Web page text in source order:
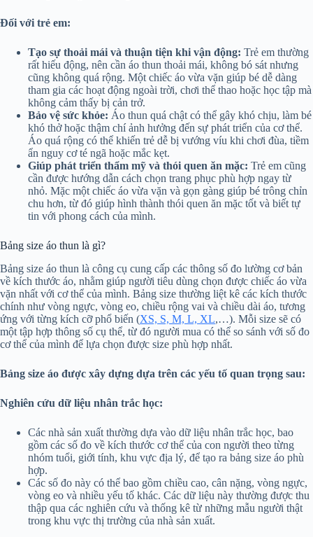
Đối với trẻ em:
Tạo sự thoải mái và thuận tiện khi vận động: Trẻ em thường
rất hiếu động, nên cần áo thun thoải mái, không bó sát nhưng
cũng không quá rộng. Một chiếc áo vừa vặn giúp bé dễ dàng
tham gia các hoạt động ngoài trời, chơi thể thao hoặc học tập mà
không cảm thấy bị cản trở.
Bảo vệ sức khỏe: Áo thun quá chật có thể gây khó chịu, làm bé
khó thở hoặc thậm chí ảnh hưởng đến sự phát triển của cơ thể.
Áo quá rộng có thể khiến trẻ dễ bị vướng víu khi chơi đùa, tiềm
ẩn nguy cơ té ngã hoặc mắc kẹt.
Giúp phát triển thẩm mỹ và thói quen ăn mặc: Trẻ em cũng
cần được hướng dẫn cách chọn trang phục phù hợp ngay từ
nhỏ. Mặc một chiếc áo vừa vặn và gọn gàng giúp bé trông chỉn
chu hơn, từ đó giúp hình thành thói quen ăn mặc tốt và biết tự
tin với phong cách của mình.
Bảng size áo thun là gì?
Bảng size áo thun là công cụ cung cấp các thông số đo lường cơ bản
về kích thước áo, nhằm giúp người tiêu dùng chọn được chiếc áo vừa
vặn nhất với cơ thể của mình. Bảng size thường liệt kê các kích thước
chính như vòng ngực, vòng eo, chiều rộng vai và chiều dài áo, tương
ứng với từng kích cỡ phổ biến (XS, S, M, L, XL,…). Mỗi size sẽ có
một tập hợp thông số cụ thể, từ đó người mua có thể so sánh với số đo
cơ thể của mình để lựa chọn được size phù hợp nhất.
Bảng size áo được xây dựng dựa trên các yếu tố quan trọng sau:
Nghiên cứu dữ liệu nhân trắc học:
Các nhà sản xuất thường dựa vào dữ liệu nhân trắc học, bao
gồm các số đo về kích thước cơ thể của con người theo từng
nhóm tuổi, giới tính, khu vực địa lý, để tạo ra bảng size áo phù
hợp.
Các số đo này có thể bao gồm chiều cao, cân nặng, vòng ngực,
vòng eo và nhiều yếu tố khác. Các dữ liệu này thường được thu
thập qua các nghiên cứu và thống kê từ những mẫu người thật
trong khu vực thị trường của nhà sản xuất.